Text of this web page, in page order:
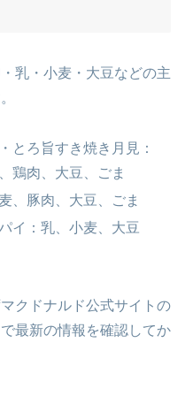
乳・小麦・大豆などの主
とろ旨すき焼き月見：
鶏肉、大豆、ごま
、豚肉、大豆、ごま
イ：乳、小麦、大豆
クドナルド公式サイトの
最新の情報を確認してか